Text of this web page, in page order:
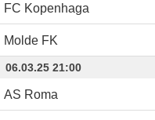
FC Kopenhaga
Molde FK
06.03.25 21:00
AS Roma